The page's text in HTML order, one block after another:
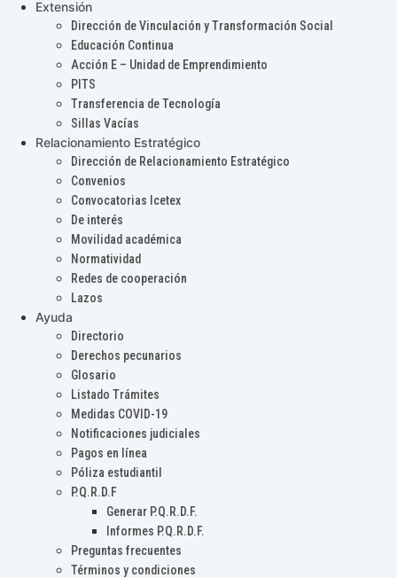
Extensión
Dirección de Vinculación y Transformación Social
Educación Continua
Acción E – Unidad de Emprendimiento
PITS
Transferencia de Tecnología
Sillas Vacías
Relacionamiento Estratégico
Dirección de Relacionamiento Estratégico
Convenios
Convocatorias Icetex
De interés
Movilidad académica
Normatividad
Redes de cooperación
Lazos
Ayuda
Directorio
Derechos pecunarios
Glosario
Listado Trámites
Medidas COVID-19
Notificaciones judiciales
Pagos en línea
Póliza estudiantil
P.Q.R.D.F
Generar P.Q.R.D.F.
Informes P.Q.R.D.F.
Preguntas frecuentes
Términos y condiciones